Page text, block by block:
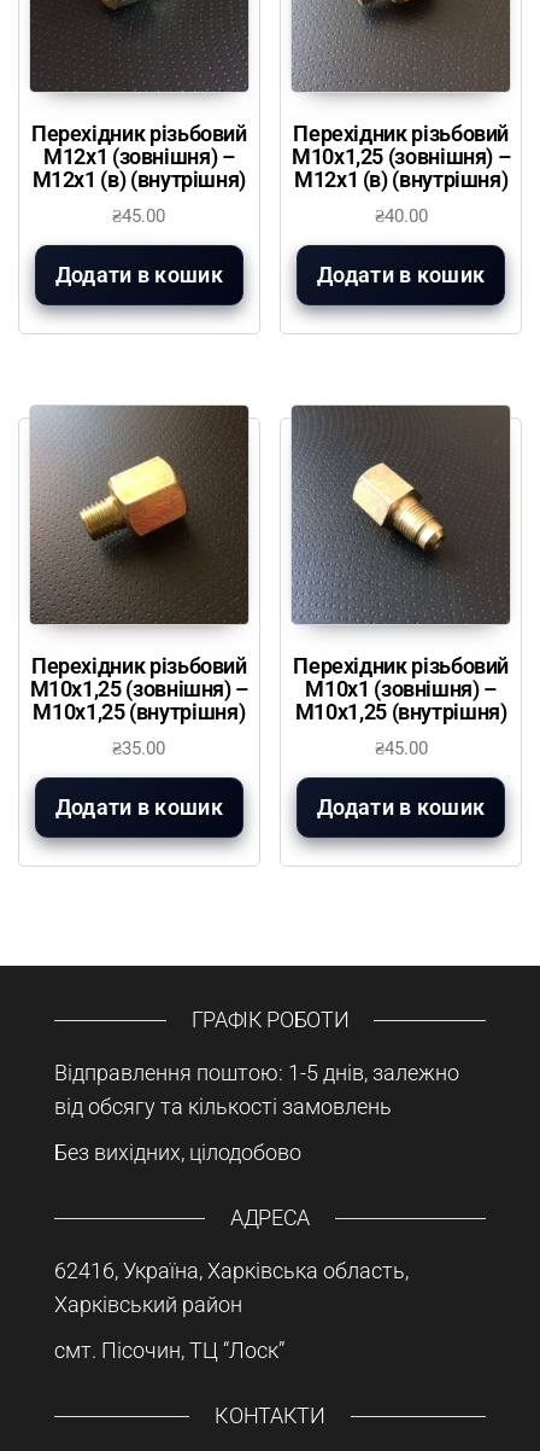
Перехідник різьбовий
М12х1 (зовнішня) –
М12х1 (в) (внутрішня)
₴45.00
Додати в кошик
Перехідник різьбовий
М10х1,25 (зовнішня) –
М12х1 (в) (внутрішня)
₴40.00
Додати в кошик
Перехідник різьбовий
М10х1,25 (зовнішня) –
М10х1,25 (внутрішня)
₴35.00
Додати в кошик
Перехідник різьбовий
М10х1 (зовнішня) –
М10х1,25 (внутрішня)
₴45.00
Додати в кошик
ГРАФІК РОБОТИ
Відправлення поштою: 1-5 днів, залежно
від обсягу та кількості замовлень
Без вихідних, цілодобово
АДРЕСА
62416, Україна, Харківська область,
Харківський район
смт. Пісочин, ТЦ “Лоск”
КОНТАКТИ